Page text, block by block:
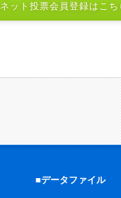
ネット投票会員登録はこち
■データファイル